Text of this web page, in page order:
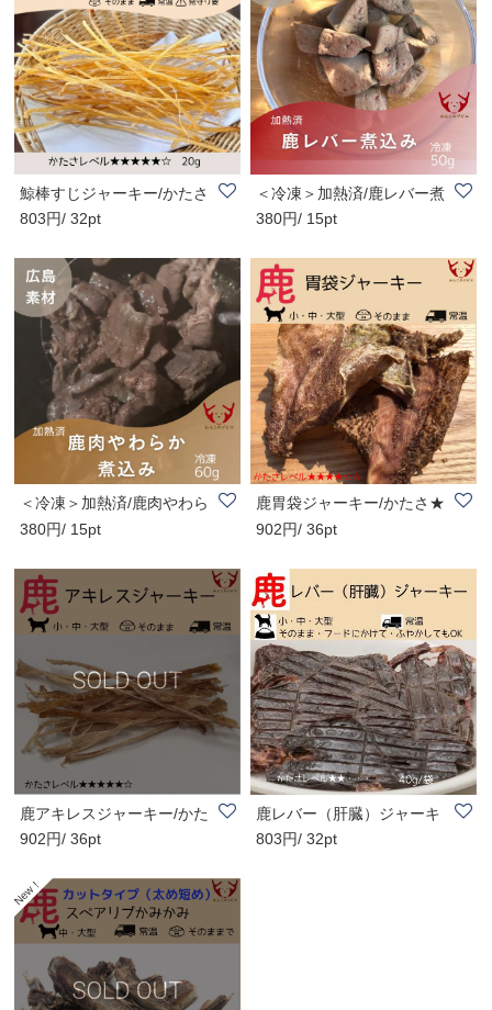
鯨棒すじジャーキー/かたさ
★★★★★☆ /天然..
803円/ 32pt
＜冷凍＞加熱済/鹿レバー煮
込み
380円/ 15pt
＜冷凍＞加熱済/鹿肉やわら
か煮込み
380円/ 15pt
鹿胃袋ジャーキー/かたさ★
★★★☆☆ /天然素..
902円/ 36pt
鹿アキレスジャーキー/かた
さ★★★★☆☆ /天..
902円/ 36pt
鹿レバー（肝臓）ジャーキ
ー/かたさ★★★☆☆..
803円/ 32pt